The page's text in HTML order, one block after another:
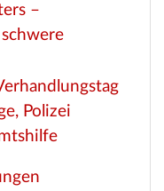
–
Polizei